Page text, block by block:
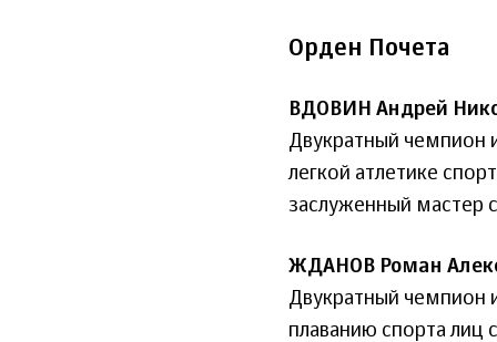
Орден Почета
ВДОВИН Андрей
Двукратный чемпион
легкой атлетике
заслуженный мастер
ЖДАНОВ Роман
Двукратный чемпион
плаванию спорта лиц